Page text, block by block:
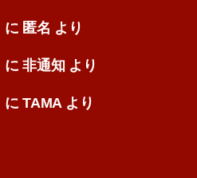
に 匿名 より
に非通知 より
にTAMA より